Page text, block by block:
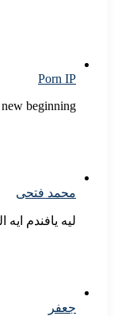
Porn IP
beginning...
محمد فتحى
ليه يافندم
جعفر